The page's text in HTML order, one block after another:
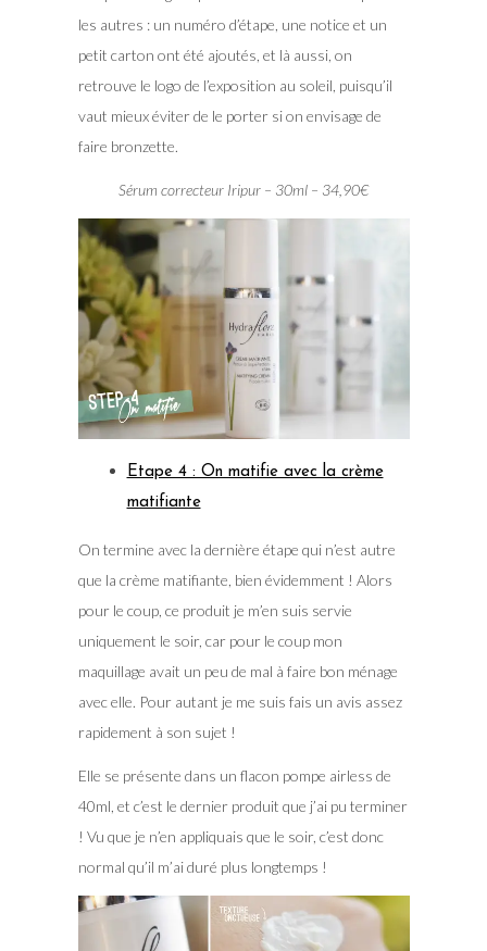
les autres : un numéro d’étape, une notice et un
petit carton ont été ajoutés, et là aussi, on
retrouve le logo de l’exposition au soleil, puisqu’il
vaut mieux éviter de le porter si on envisage de
faire bronzette.
Sérum correcteur Iripur – 30ml – 34,90€
Etape 4 : On matifie avec la crème
matifiante
On termine avec la dernière étape qui n’est autre
que la crème matifiante, bien évidemment ! Alors
pour le coup, ce produit je m’en suis servie
uniquement le soir, car pour le coup mon
maquillage avait un peu de mal à faire bon ménage
avec elle. Pour autant je me suis fais un avis assez
rapidement à son sujet !
Elle se présente dans un flacon pompe airless de
40ml, et c’est le dernier produit que j’ai pu terminer
! Vu que je n’en appliquais que le soir, c’est donc
normal qu’il m’ai duré plus longtemps !